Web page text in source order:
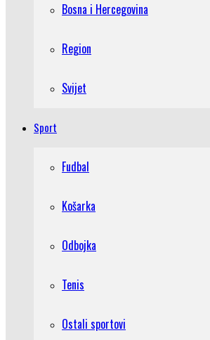
Bosna i Hercegovina
Region
Svijet
Sport
Fudbal
Košarka
Odbojka
Tenis
Ostali sportovi